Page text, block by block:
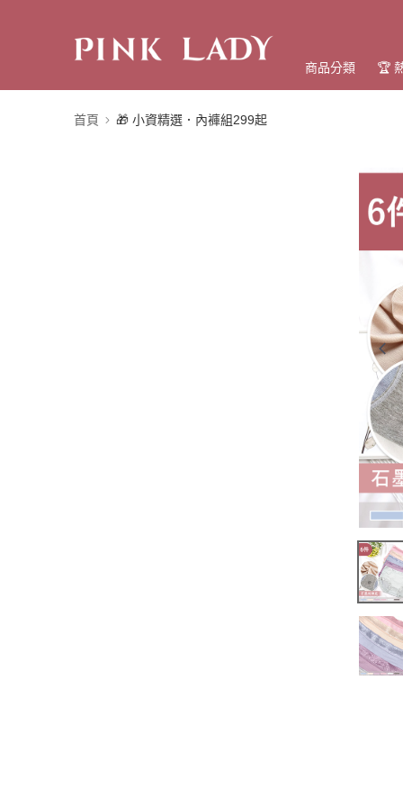
商品分類 🏆
首頁 🎁 小資精選．內褲組299起